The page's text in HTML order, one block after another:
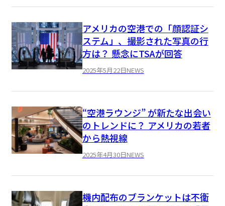
アメリカの空港での「顔認証シ
ステム」、撮影された写真の行
方は？ 懸念にTSAが回答
2025年5月22日NEWS
“空港ラウンジ” が新たな出会い
のトレンドに？ アメリカの若者
から熱視線
2025年4月30日NEWS
機内配布のブランケットは不衛